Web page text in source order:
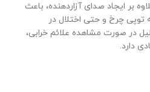
بر ایجاد صدای آزاردهنده، باعث
چرخ و حتی اختلال در
در صورت مشاهده علائم خرابی،
دارد.